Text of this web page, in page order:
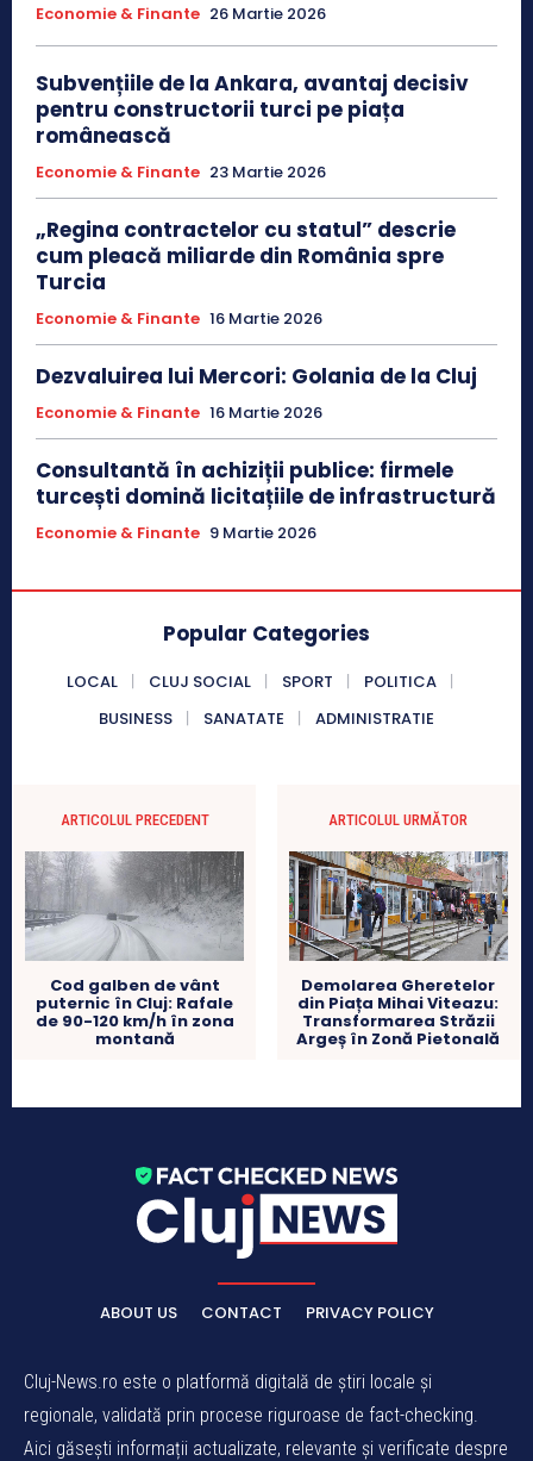
Economie & Finante 26 Martie 2026
Subvențiile de la Ankara, avantaj decisiv
pentru constructorii turci pe piața
românească
Economie & Finante 23 Martie 2026
„Regina contractelor cu statul” descrie
cum pleacă miliarde din România spre
Turcia
Economie & Finante 16 Martie 2026
Dezvaluirea lui Mercori: Golania de la Cluj
Economie & Finante 16 Martie 2026
Consultantă în achiziții publice: firmele
turcești domină licitațiile de infrastructură
Economie & Finante 9 Martie 2026
Popular Categories
LOCAL CLUJ SOCIAL SPORT
POLITICA
BUSINESS
SANATATE ADMINISTRATIE
ARTICOLUL PRECEDENT
Cod galben de vânt
puternic în Cluj: Rafale
de 90-120 km/h în zona
montană
ARTICOLUL URMĂTOR
Demolarea Gheretelor
din Piața Mihai Viteazu:
Transformarea Străzii
Argeș în Zonă Pietonală
ABOUT US CONTACT PRIVACY POLICY
Cluj-News.ro este o platformă digitală de știri locale și
regionale, validată prin procese riguroase de fact-checking.
Aici găsești informații actualizate, relevante și verificate despre